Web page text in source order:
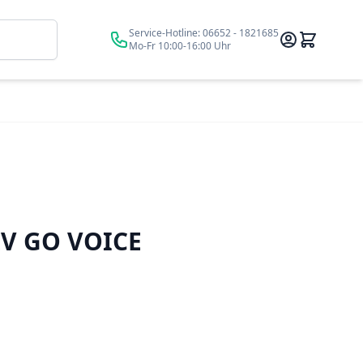
Suche Service-Hotline:06652 - 1821685
Mo-Fr 10:00-16:00 Uhr
GO VOICE